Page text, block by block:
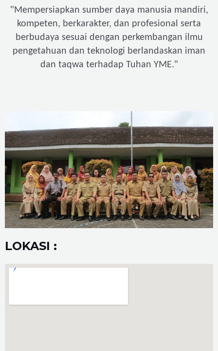
"Mempersiapkan sumber daya manusia mandiri,
kompeten, berkarakter, dan profesional serta
berbudaya sesuai dengan perkembangan ilmu
pengetahuan dan teknologi berlandaskan iman
dan taqwa terhadap Tuhan YME."
LOKASI :